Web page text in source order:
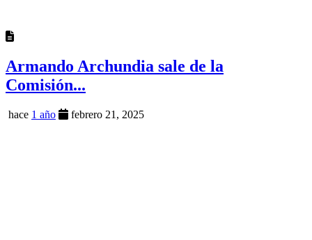
Armando Archundia sale de la
Comisión...
hace 1 año febrero 21, 2025